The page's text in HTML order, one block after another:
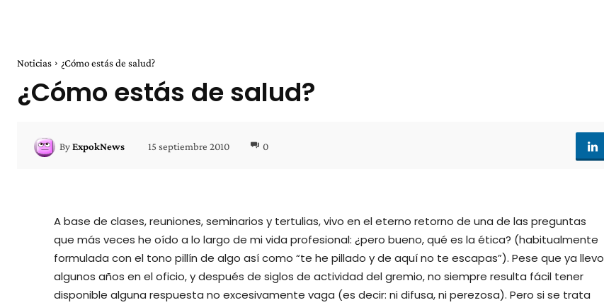
Noticias ¿Cómo estás de salud?
¿Cómo estás de salud?
ByExpokNews 15 septiembre 2010 0
A base de clases, reuniones, seminarios y tertulias, vivo en el eterno retorno de una de las preguntas
que más veces he oído a lo largo de mi vida profesional: ¿pero bueno, qué es la ética? (habitualmente
formulada con el tono pillín de algo así como “te he pillado y de aquí no te escapas”). Pese que ya llevo
algunos años en el oficio, y después de siglos de actividad del gremio, no siempre resulta fácil tener
disponible alguna respuesta no excesivamente vaga (es decir: ni difusa, ni perezosa). Pero si se trata